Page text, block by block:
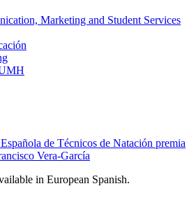
Marketing and Student Services
de Técnicos de Natación premia
Vera-García
in European Spanish.